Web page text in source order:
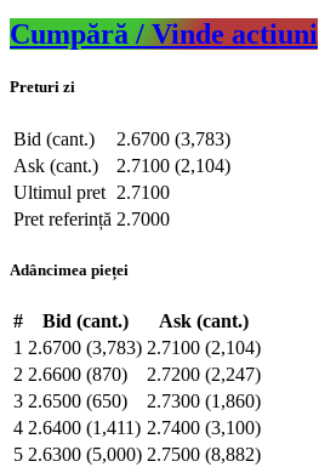
Cumpără / Vinde actiuni
Preturi zi
Bid (cant.)
2.6700 (3,783)
Ask (cant.)
2.7100 (2,104)
Ultimul pret 2.7100
Pret referință 2.7000
Adâncimea pieței
# Bid (cant.)
Ask (cant.)
1 2.6700 (3,783) 2.7100 (2,104)
2 2.6600 (870)
2.7200 (2,247)
3 2.6500 (650)
2.7300 (1,860)
4 2.6400 (1,411) 2.7400 (3,100)
5 2.6300 (5,000) 2.7500 (8,882)